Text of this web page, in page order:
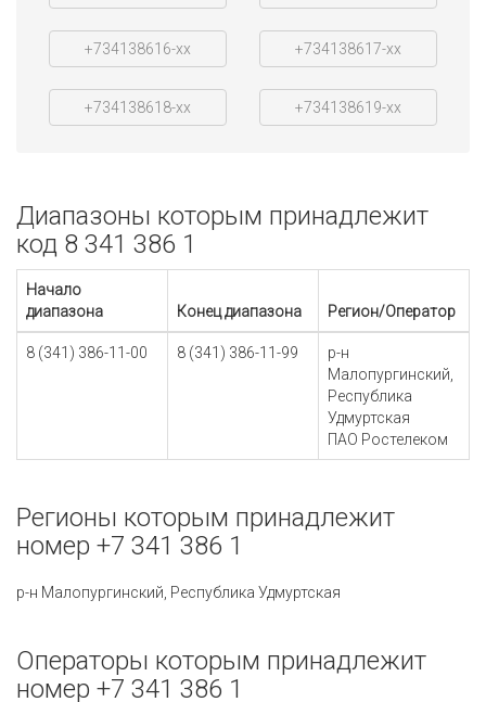
+734138616-xx +734138617-xx
+734138618-xx +734138619-xx
Диапазоны которым принадлежит
код 8 341 386 1
Начало
диапазона
Конец диапазона Регион/Оператор
8 (341) 386-11-00 8 (341) 386-11-99
р-н
Малопургинский,
Республика
Удмуртская
ПАО Ростелеком
Регионы которым принадлежит
номер +7 341 386 1
р-н Малопургинский, Республика Удмуртская
Операторы которым принадлежит
номер +7 341 386 1